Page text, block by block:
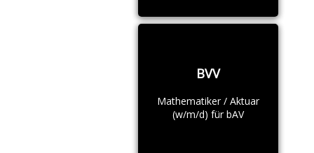
BVV
Mathematiker / Aktuar
(w/m/d) für bAV